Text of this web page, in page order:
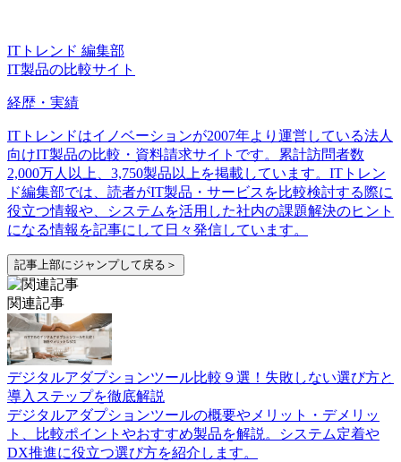
ITトレンド 編集部
IT製品の比較サイト
経歴・実績
ITトレンドはイノベーションが2007年より運営している法人
向けIT製品の比較・資料請求サイトです。累計訪問者数
2,000万人以上、3,750製品以上を掲載しています。ITトレン
ド編集部では、読者がIT製品・サービスを比較検討する際に
役立つ情報や、システムを活用した社内の課題解決のヒント
になる情報を記事にして日々発信しています。
記事上部にジャンプして戻る＞
関連記事
デジタルアダプションツール比較９選！失敗しない選び方と
導入ステップを徹底解説
デジタルアダプションツールの概要やメリット・デメリッ
ト、比較ポイントやおすすめ製品を解説。システム定着や
DX推進に役立つ選び方を紹介します。